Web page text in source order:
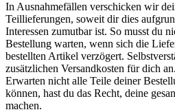
In Ausnahmefällen verschicken wir
Teillieferungen, soweit dir dies
Interessen zumutbar ist. So musst du
Bestellung warten, wenn sich die
bestellten Artikel verzögert.
zusätzlichen Versandkosten für dich
Erwarten nicht alle Teile deiner
können, hast du das Recht, deine
machen.